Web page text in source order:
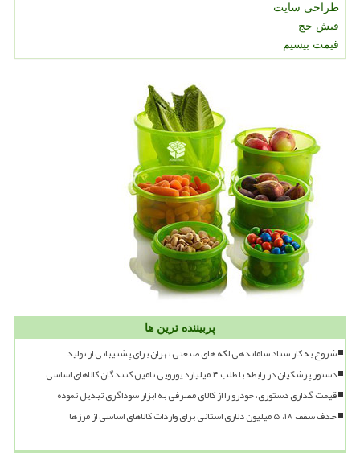
طراحی سایت
فیش حج
قیمت بیسیم
پربیننده ترین ها
شروع به کار ستاد ساماندهی لکه های صنعتی تهران برای پشتیبانی از تولید
دستور پزشکیان در رابطه با طلب ۴ میلیارد یورویی تامین کنندگان کالاهای اساسی
قیمت گذاری دستوری، خودرو را از کالای مصرفی به ابزار سوداگری تبدیل نموده
حذف سقف ۱۸، ۵ میلیون دلاری استانی برای واردات کالاهای اساسی از مرزها